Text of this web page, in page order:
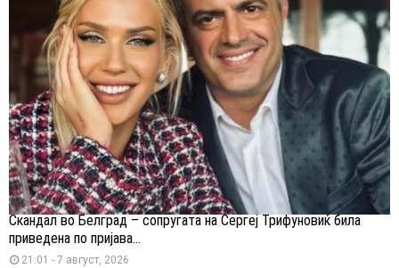
Скандал во Белград – сопругата на Сергеј Трифуновиќ била
приведена по пријава...
21:01 - 7 август, 2026